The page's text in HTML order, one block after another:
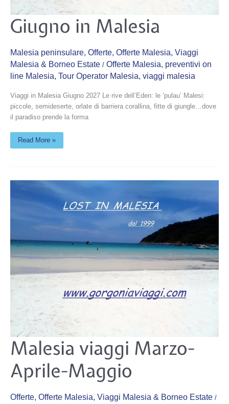
Giugno in Malesia
Malesia peninsulare, Offerte, Offerte Malesia, Viaggi
Malesia & Borneo Estate / Offerte Malesia, preventivi on
line Malesia, Tour Operator Malesia, viaggi malesia
Viaggi in Malesia Giugno 2027 Le rive dell’Eden: le ‘pulau’ Malesi:
piccole, semideserte, orlate di barriera corallina, fitte di giungle…dove
il paradiso prende la forma
Giugno
in
Malesia
Read More »
Malesia viaggi Marzo-
Aprile-Maggio
Offerte, Offerte Malesia, Viaggi Malesia & Borneo Estate /
Malesia
viaggi
Marzo-
Aprile-
Maggio